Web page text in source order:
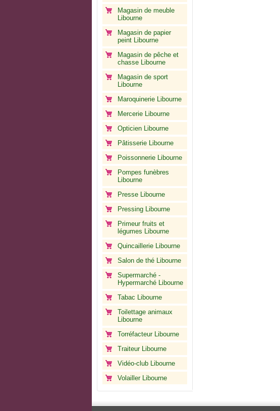
Magasin de meuble
Libourne
Magasin de papier
peint Libourne
Magasin de pêche et
chasse Libourne
Magasin de sport
Libourne
Maroquinerie Libourne
Mercerie Libourne
Opticien Libourne
Pâtisserie Libourne
Poissonnerie Libourne
Pompes funèbres
Libourne
Presse Libourne
Pressing Libourne
Primeur fruits et
légumes Libourne
Quincaillerie Libourne
Salon de thé Libourne
Supermarché -
Hypermarché Libourne
Tabac Libourne
Toilettage animaux
Libourne
Torréfacteur Libourne
Traiteur Libourne
Vidéo-club Libourne
Volailler Libourne